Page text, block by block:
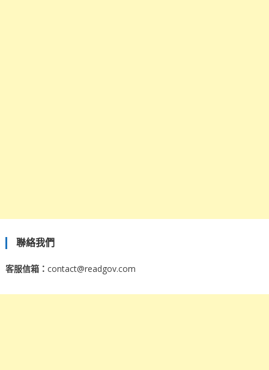
聯絡我們
客服信箱： contact@readgov.com